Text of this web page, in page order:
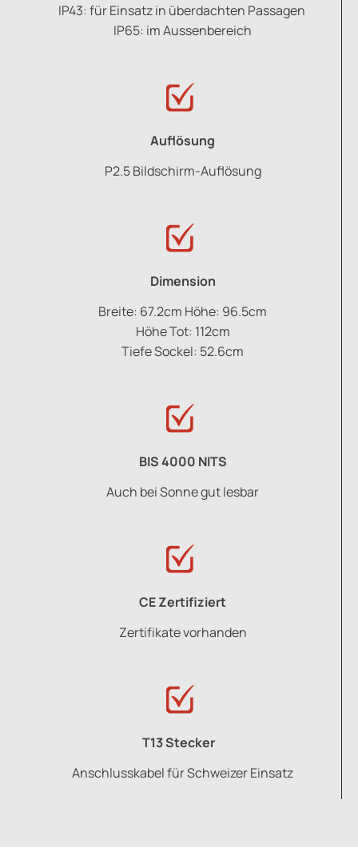
IP43: für Einsatz in überdachten Passagen
IP65: im Aussenbereich
Auflösung
P2.5 Bildschirm-Auflösung
Dimension
Breite: 67.2cm Höhe: 96.5cm
Höhe Tot: 112cm
Tiefe Sockel: 52.6cm
BIS 4000 NITS
Auch bei Sonne gut lesbar
CE Zertifiziert
Zertifikate vorhanden
T13 Stecker
Anschlusskabel für Schweizer Einsatz